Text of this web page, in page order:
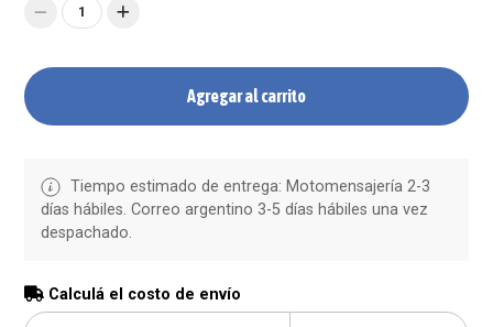
1
Agregar al carrito
Tiempo estimado de entrega: Motomensajería 2-3
días hábiles. Correo argentino 3-5 días hábiles una vez
despachado.
Calculá el costo de envío